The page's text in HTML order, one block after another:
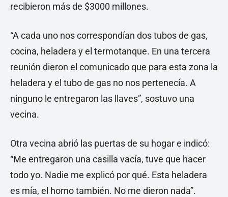
recibieron más de $3000 millones.
“A cada uno nos correspondían dos tubos de gas,
cocina, heladera y el termotanque. En una tercera
reunión dieron el comunicado que para esta zona la
heladera y el tubo de gas no nos pertenecía. A
ninguno le entregaron las llaves”, sostuvo una
vecina.
Otra vecina abrió las puertas de su hogar e indicó:
“Me entregaron una casilla vacía, tuve que hacer
todo yo. Nadie me explicó por qué. Esta heladera
es mía, el horno también. No me dieron nada”.